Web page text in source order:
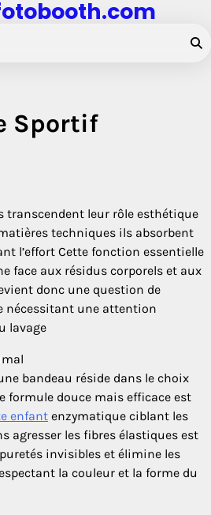
Sportif
transcendent leur rôle esthétique
techniques ils absorbent
l’effort Cette fonction essentielle
face aux résidus corporels et aux
donc une question de
nécessitant une attention
lavage
bandeau réside dans le choix
formule douce mais efficace est
enfant enzymatique ciblant les
agresser les fibres élastiques est
invisibles et élimine les
la couleur et la forme du